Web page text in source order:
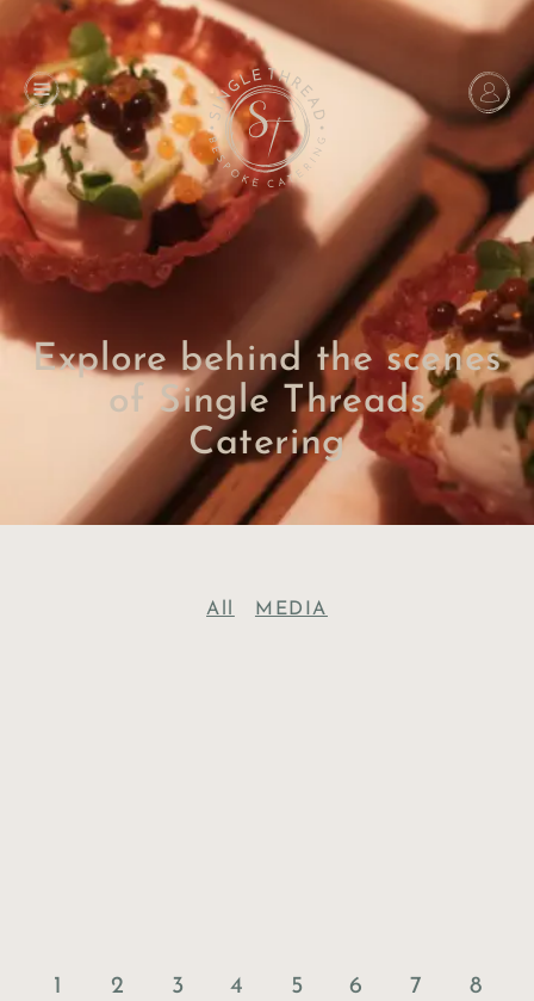
Explore behind the scenes
of Single Threads
Catering
All MEDIA
1 2 3 4 5 6 7 8